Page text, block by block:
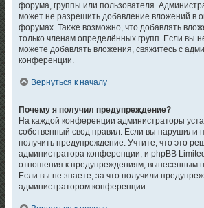
форума, группы или пользователя.
может не разрешить добавление вложений в
форумах. Также возможно, что добавлять
только членам определённых групп. Если вы
можете добавлять вложения, свяжитесь с
конференции.
Вернуться к началу
Почему я получил предупреждение?
На каждой конференции администраторы
собственный свод правил. Если вы нарушили
получить предупреждение. Учтите, что это
администратора конференции, и phpBB
отношения к предупреждениям, вынесенным
Если вы не знаете, за что получили
администратором конференции.